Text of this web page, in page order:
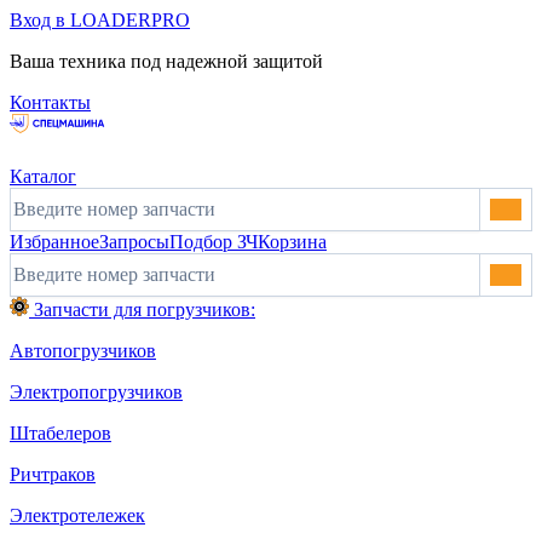
Вход в LOADERPRO
Ваша техника под надежной защитой
Контакты
Каталог
ИзбранноеЗапросыПодбор ЗЧКорзина
Запчасти для погрузчиков:
Автопогрузчиков
Электропогрузчиков
Штабелеров
Ричтраков
Электротележек